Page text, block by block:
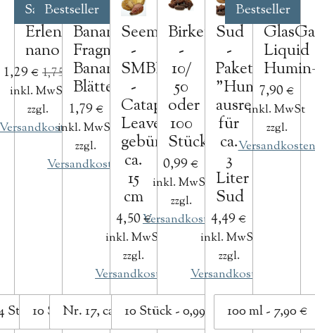
Sale!
Erlenzapfen
nano
1,29 € 1,75 €
inkl. MwSt
zzgl.
Versandkosten
Bestseller
Bananenbaumblätter,
Fragmente
Bananen
Blätter
1,79 €
inkl. MwSt
zzgl.
Versandkosten
Seemandelbaumblätter
-
SMBB
-
Catappa
Leaves
gebündelt,
ca.
15
cm
4,50 €
inkl. MwSt
zzgl.
Versandkosten
Birkenzapfen
-
10/
50
oder
100
Stück
0,99 €
inkl. MwSt
zzgl.
Versandkosten
Sud
-
Paket
"Humin",
ausreichend
für
ca.
3
Liter
Sud
4,49 €
inkl. MwSt
zzgl.
Versandkosten
Bestseller
Liquid
7,90 €
inkl. MwSt
zzgl.
Versandkosten